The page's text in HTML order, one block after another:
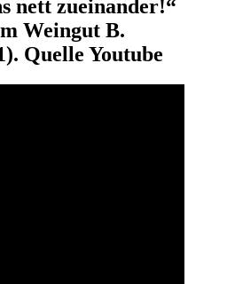
nett zueinander!“
Weingut B.
Quelle Youtube